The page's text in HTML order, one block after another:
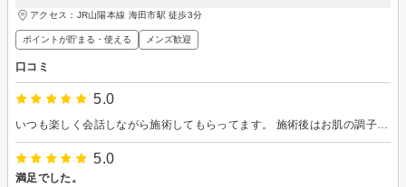
アクセス：JR山陽本線 海田市駅 徒歩3分
ポイントが貯まる・使える メンズ歓迎
口コミ
5.0
いつも楽しく会話しながら施術してもらってます。 施術後はお肌の調子も良くて毎月通ってます
5.0
満足でした。